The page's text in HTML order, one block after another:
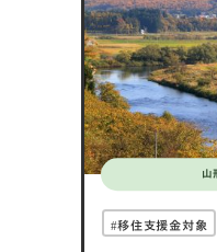
コミュニティを一
歓迎を提供します
にとって、上ノ国
択となるでしょう。
山
移住支援金対象